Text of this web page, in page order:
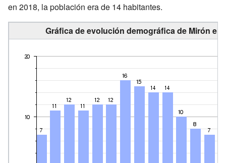
en 2018, la población era de 14 habitantes.
Gráfica de evolución demográfica de Mirón